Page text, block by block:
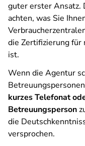
guter erster Ansatz.
achten, was Sie
die Zertifizierung für
ist.
Wenn die Agentur
kurzes Telefonat
Betreuungsperson
die
versprochen.